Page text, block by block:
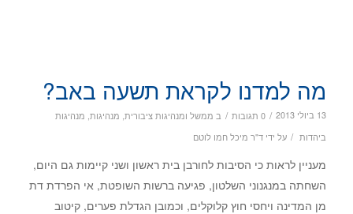
מה למדנו לקראת תשעה באב?
13 ביולי 2013 / 0 תגובות / ב ממשל ומנהיגות ציבורית, מנהיגות, מנהיגות
ביהדות / על ידיד"ר מיכל חמו לוטם
מעניין לראות כי הסיבות לחורבן בית ראשון ושני קיימות גם היום,
השחתה במנגנוני השלטון, פגיעה ברשות השופטת, אי הפרדת דת
מן המדינה ויחסי חוץ קלוקלים, וכמובן הגדלת פערים, קיטוב